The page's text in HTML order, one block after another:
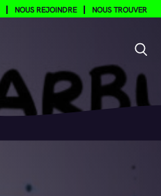
NOUS REJOINDRE NOUS TROUVER